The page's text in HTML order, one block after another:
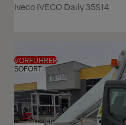
Iveco IVECO Daily 35S14
VORFÜHRER
SOFORT